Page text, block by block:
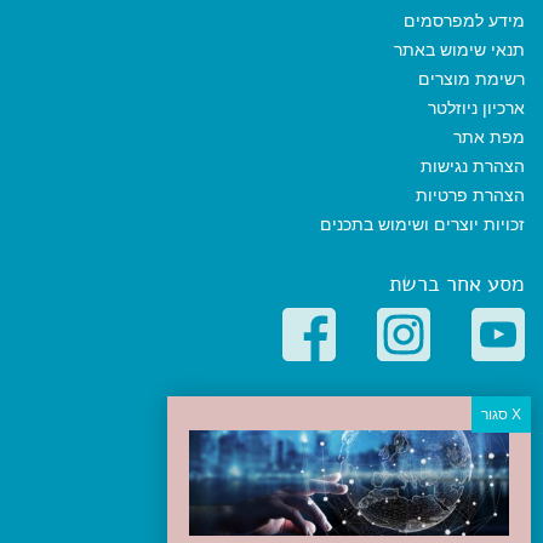
מידע למפרסמים
תנאי שימוש באתר
רשימת מוצרים
ארכיון ניוזלטר
מפת אתר
הצהרת נגישות
הצהרת פרטיות
זכויות יוצרים ושימוש בתכנים
מסע אחר ברשת
קטגוריות פופולריות
יעדים
טיולים בישראל
מלונות בוטיק בישראל
טיפים והמלצות